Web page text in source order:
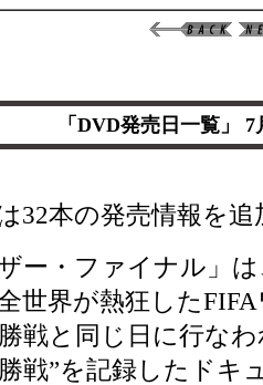
「DVD発売日一覧」
32本の発売情報を追
ー・ファイナル」は
世界が熱狂した
戦と同じ日に行な
戦”を記録したドキ